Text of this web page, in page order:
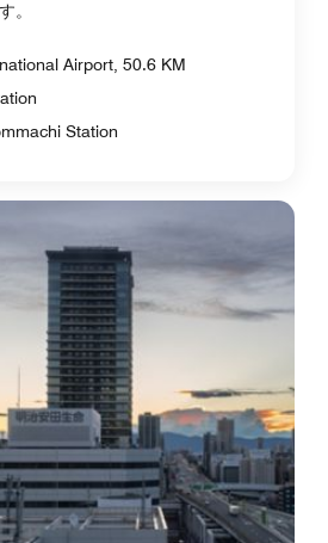
。
Airport, 50.6 KM
Station